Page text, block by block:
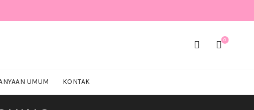
0
UMUM KONTAK